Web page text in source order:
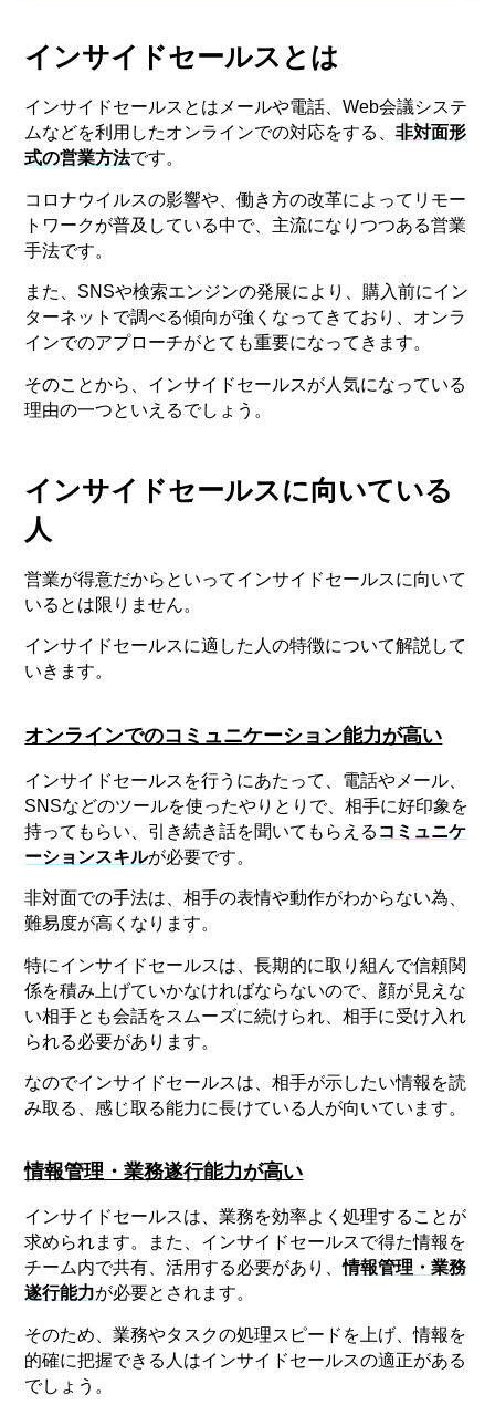
インサイドセールスとは
インサイドセールスとはメールや電話、Web会議システ
ムなどを利用したオンラインでの対応をする、非対面形
式の営業方法です。
コロナウイルスの影響や、働き方の改革によってリモー
トワークが普及している中で、主流になりつつある営業
手法です。
また、SNSや検索エンジンの発展により、購入前にイン
ターネットで調べる傾向が強くなってきており、オンラ
インでのアプローチがとても重要になってきます。
そのことから、インサイドセールスが人気になっている
理由の一つといえるでしょう。
インサイドセールスに向いている
人
営業が得意だからといってインサイドセールスに向いて
いるとは限りません。
インサイドセールスに適した人の特徴について解説して
いきます。
オンラインでのコミュニケーション能力が高い
インサイドセールスを行うにあたって、電話やメール、
SNSなどのツールを使ったやりとりで、相手に好印象を
持ってもらい、引き続き話を聞いてもらえる コミュニケ
ーションスキルが必要です。
非対面での手法は、相手の表情や動作がわからない為、
難易度が高くなります。
特にインサイドセールスは、長期的に取り組んで信頼関
係を積み上げていかなければならないので、顔が見えな
い相手とも会話をスムーズに続けられ、相手に受け入れ
られる必要があります。
なのでインサイドセールスは、相手が示したい情報を読
み取る、感じ取る能力に長けている人が向いています。
情報管理・業務遂行能力が高い
インサイドセールスは、業務を効率よく処理することが
求められます。また、インサイドセールスで得た情報を
チーム内で共有、活用する必要があり、情報管理・業務
遂行能力が必要とされます。
そのため、業務やタスクの処理スピードを上げ、情報を
的確に把握できる人はインサイドセールスの適正がある
でしょう。